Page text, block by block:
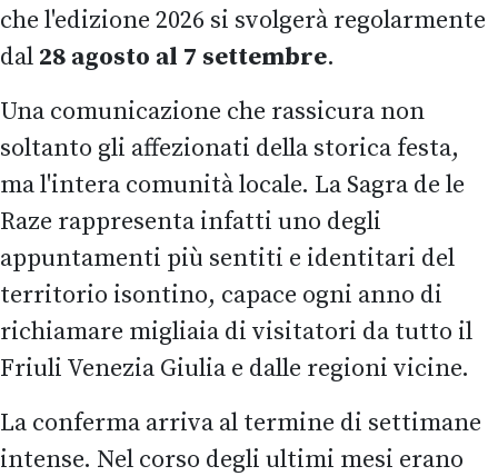
che l'edizione 2026 si svolgerà regolarmente
dal 28 agosto al 7 settembre.
Una comunicazione che rassicura non
soltanto gli affezionati della storica festa,
ma l'intera comunità locale. La Sagra de le
Raze rappresenta infatti uno degli
appuntamenti più sentiti e identitari del
territorio isontino, capace ogni anno di
richiamare migliaia di visitatori da tutto il
Friuli Venezia Giulia e dalle regioni vicine.
La conferma arriva al termine di settimane
intense. Nel corso degli ultimi mesi erano